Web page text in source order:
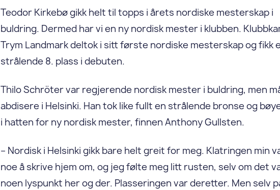
Teodor Kirkebø gikk helt til topps i årets nordiske mesterskap i
buldring. Dermed har vi en ny nordisk mester i klubben.
Trym Landmark deltok i sitt første nordiske mesterskap og fikk
strålende 8. plass i debuten.
Thilo Schröter var regjerende nordisk mester i buldring, men
abdisere i Helsinki. Han tok like fullt en strålende bronse og
i hatten for ny nordisk mester, finnen Anthony Gullsten.
– Nordisk i Helsinki gikk bare helt greit for meg. Klatringen min
noe å skrive hjem om, og jeg følte meg litt rusten, selv om det
noen lyspunkt her og der. Plasseringen var deretter. Men selv